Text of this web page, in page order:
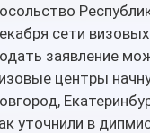
сети
заявление
центры
уточнили в